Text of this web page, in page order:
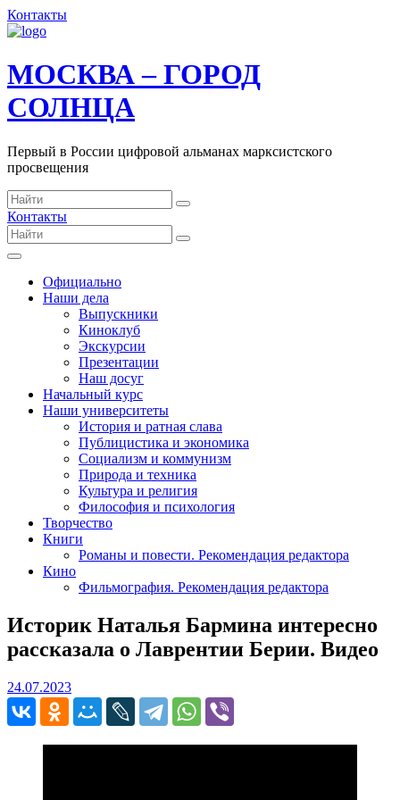
Контакты
МОСКВА – ГОРОД
СОЛНЦА
Первый в России цифровой альманах марксистского
просвещения
Контакты
Официально
Наши дела
Выпускники
Киноклуб
Экскурсии
Презентации
Наш досуг
Начальный курс
Наши университеты
История и ратная слава
Публицистика и экономика
Социализм и коммунизм
Природа и техника
Культура и религия
Философия и психология
Творчество
Книги
Романы и повести. Рекомендация редактора
Кино
Фильмография. Рекомендация редактора
Историк Наталья Бармина интересно
рассказала о Лаврентии Берии. Видео
24.07.202324.07.2023